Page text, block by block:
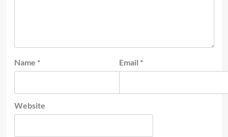
Name * Email *
Website